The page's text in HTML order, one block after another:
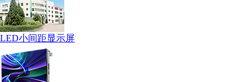
LED小间距显示屏